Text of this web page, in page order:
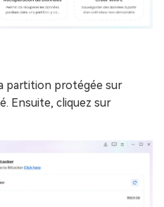
partition protégée sur
Ensuite, cliquez sur